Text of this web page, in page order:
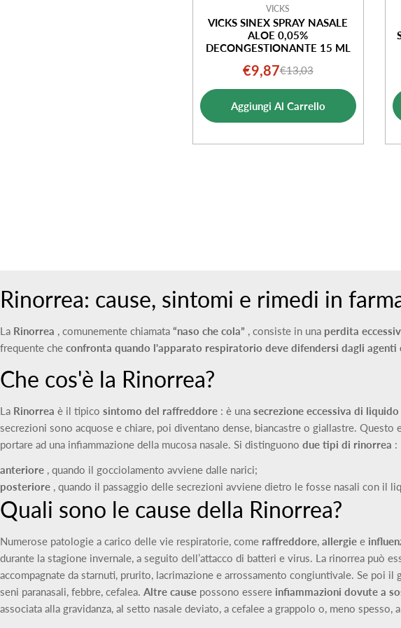
VICKS
VICKS SINEX SPRAY NASALE
ALOE 0,05%
DECONGESTIONANTE 15 ML
Prezzo
di
vendita
€9,87Prezzo
normale
€13,03
Aggiungi Al Carrello
Rinorrea: cause, sintomi e rimedi in
La Rinorrea , comunemente chiamata “naso che cola” , consiste in una perdita
frequente che confronta quando l'apparato respiratorio deve difendersi dagli agenti
Che cos'è la Rinorrea?
La Rinorrea è il tipico sintomo del raffreddore : è una secrezione eccessiva di liquido
secrezioni sono acquose e chiare, poi diventano dense, biancastre o giallastre.
portare ad una infiammazione della mucosa nasale. Si distinguono due tipi di rinorrea :
anteriore , quando il gocciolamento avviene dalle narici;
posteriore , quando il passaggio delle secrezioni avviene dietro le fosse nasali con il
Quali sono le cause della Rinorrea?
Numerose patologie a carico delle vie respiratorie, come raffreddore, allergie e
durante la stagione invernale, a seguito dell’attacco di batteri e virus. La rinorrea può
accompagnate da starnuti, prurito, lacrimazione e arrossamento congiuntivale. Se poi
seni paranasali, febbre, cefalea. Altre cause possono essere infiammazioni dovute a
associata alla gravidanza, al setto nasale deviato, a cefalee a grappolo o, meno spesso,